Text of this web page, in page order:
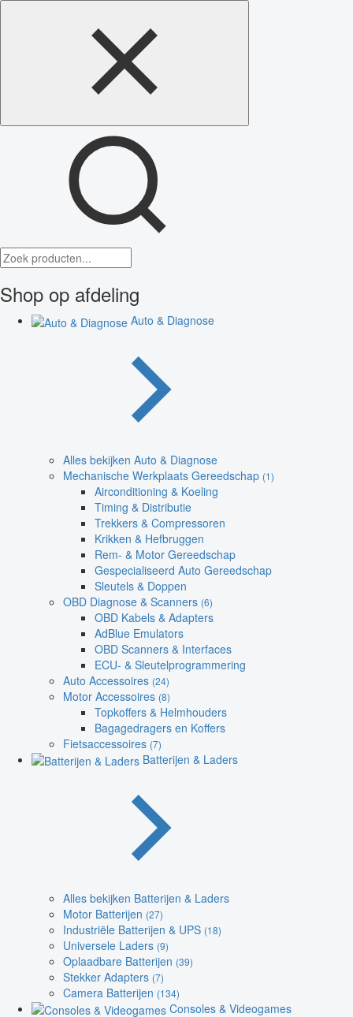
Shop op afdeling
Auto & Diagnose
Alles bekijken Auto & Diagnose
Mechanische Werkplaats Gereedschap (1)
Airconditioning & Koeling
Timing & Distributie
Trekkers & Compressoren
Krikken & Hefbruggen
Rem- & Motor Gereedschap
Gespecialiseerd Auto Gereedschap
Sleutels & Doppen
OBD Diagnose & Scanners (6)
OBD Kabels & Adapters
AdBlue Emulators
OBD Scanners & Interfaces
ECU- & Sleutelprogrammering
Auto Accessoires (24)
Motor Accessoires (8)
Topkoffers & Helmhouders
Bagagedragers en Koffers
Fietsaccessoires (7)
Batterijen & Laders
Alles bekijken Batterijen & Laders
Motor Batterijen (27)
Industriële Batterijen & UPS (18)
Universele Laders (9)
Oplaadbare Batterijen (39)
Stekker Adapters (7)
Camera Batterijen (134)
Consoles & Videogames